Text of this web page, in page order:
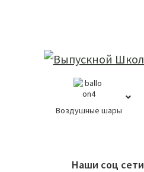
Воздушные шары
сайдбар
Наши соц сети